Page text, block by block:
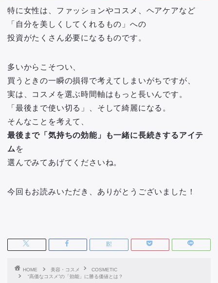
特に女性は、ファッションやコスメ、ヘアケアなど
「自分を美しくしてくれるもの」への
投資がたくさん必要になるものです。
多いからこそつい、
買うときの一瞬の損得で考えてしまいがちですが、
実は、コスメを選ぶ時間軸はもっと長いんです。
「最後まで使い切る」、そして綺麗になる。
そんなことを考えて、
最後まで「気持ちの効能」も一緒に長続きするアイテ
ム を
選んでみてあげてくださいね。
今回もお読みいただき、ありがとうございました！
HOME 美容・コスメ
COSMETIC
“高価なコスメ”の「効能」に勝る価値とは？